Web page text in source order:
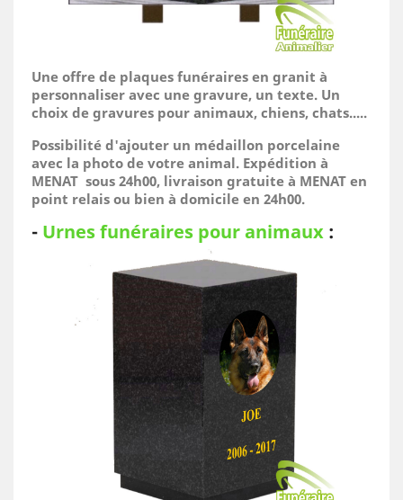
Une offre de plaques funéraires en granit à
personnaliser avec une gravure, un texte. Un
choix de gravures pour animaux, chiens, chats.....
Possibilité d'ajouter un médaillon porcelaine
avec la photo de votre animal. Expédition à
MENAT sous 24h00, livraison gratuite à MENAT en
point relais ou bien à domicile en 24h00.
- Urnes funéraires pour animaux :